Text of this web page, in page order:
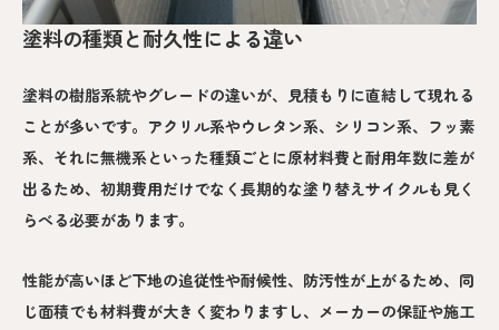
塗料の種類と耐久性による違い
塗料の樹脂系統やグレードの違いが、見積もりに直結して現れる
ことが多いです。アクリル系やウレタン系、シリコン系、フッ素
系、それに無機系といった種類ごとに原材料費と耐用年数に差が
出るため、初期費用だけでなく長期的な塗り替えサイクルも見く
らべる必要があります。
性能が高いほど下地の追従性や耐候性、防汚性が上がるため、同
じ面積でも材料費が大きく変わりますし、メーカーの保証や施工